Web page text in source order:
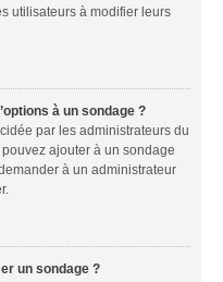
utilisateurs à modifier leurs
à un sondage ?
par les administrateurs du
ajouter à un sondage
à un administrateur
un sondage ?